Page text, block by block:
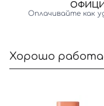
Оплачивайте как
Хорошо